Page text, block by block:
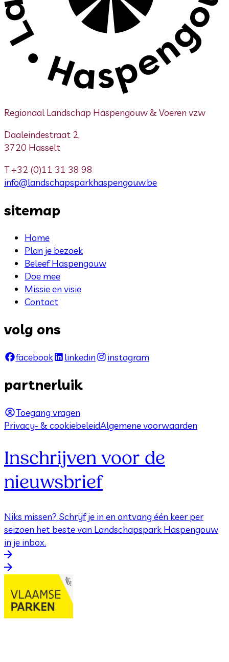
Regionaal Landschap Haspengouw & Voeren vzw
Daaleindestraat 2,
3720 Hasselt
T+32 (0)11 31 38 98
info@landschapsparkhaspengouw.be
sitemap
Home
Plan je bezoek
Beleef Haspengouw
Doe mee
Missie en visie
Contact
volg ons
facebook linkedin instagram
partnerluik
Toegang vragen
Privacy- & cookiebeleidAlgemene voorwaarden
Inschrijven voor de
nieuwsbrief
Niks missen? Schrijf je in en ontvang één keer per
seizoen het beste van Landschapspark Haspengouw
in je inbox.